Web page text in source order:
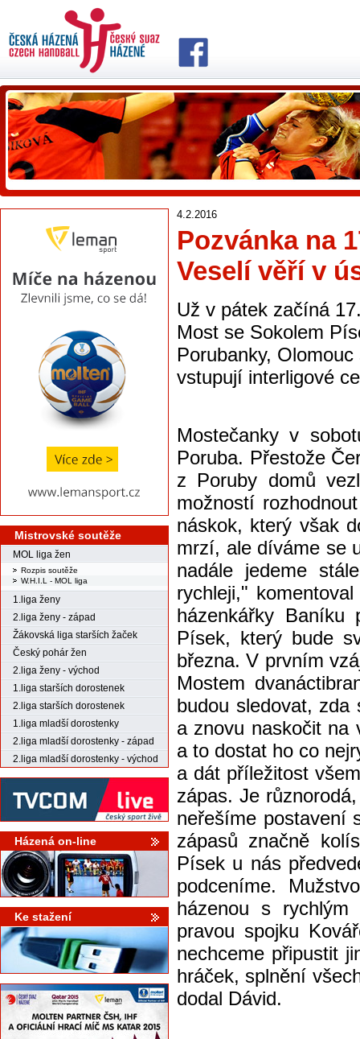
Mistrovské soutěže
MOL liga žen
Rozpis soutěže
W.H.I.L - MOL liga
1.liga ženy
2.liga ženy - západ
Žákovská liga starších žaček
Český pohár žen
2.liga ženy - východ
1.liga starších dorostenek
2.liga starších dorostenek
1.liga mladší dorostenky
2.liga mladší dorostenky - západ
2.liga mladší dorostenky - východ
Házená on-line
Ke stažení
4.2.2016
Pozvánka na
Veselí věří v
Už v pátek začíná
Most se Sokolem
Porubanky,
vstupují interligové
Mostečanky v
Poruba. Přestože
z Poruby domů
možností
náskok, který však
mrzí, ale díváme se
nadále jedeme
rychleji,"
házenkářky
Písek, který bude
března. V prvním
Mostem
budou sledovat,
a znovu naskočit na
a to dostat ho co
a dát příležitost
zápas. Je
neřešíme postavení
zápasů značně
Písek u nás
podceníme.
házenou s
pravou spojku
nechceme připustit
hráček, splnění
dodal Dávid.